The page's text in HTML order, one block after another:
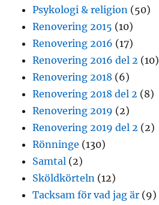
Psykologi & religion (50)
Renovering 2015 (10)
Renovering 2016 (17)
Renovering 2016 del 2 (10)
Renovering 2018 (6)
Renovering 2018 del 2 (8)
Renovering 2019 (2)
Renovering 2019 del 2 (2)
Rönninge (130)
Samtal (2)
Sköldkörteln (12)
Tacksam för vad jag är (9)